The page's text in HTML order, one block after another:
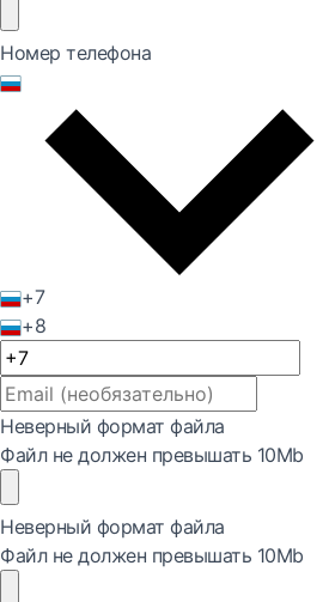
Номер телефона
+7
+8
Неверный формат файла
Файл не должен превышать 10Mb
Неверный формат файла
Файл не должен превышать 10Mb